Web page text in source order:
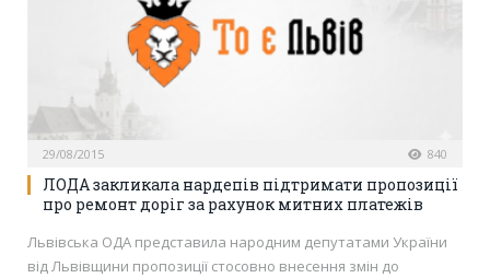
29/08/2015 840
ЛОДА закликала нардепів підтримати пропозиції
про ремонт доріг за рахунок митних платежів
Львівська ОДА представила народним депутатами України
від Львівщини пропозиції стосовно внесення змін до